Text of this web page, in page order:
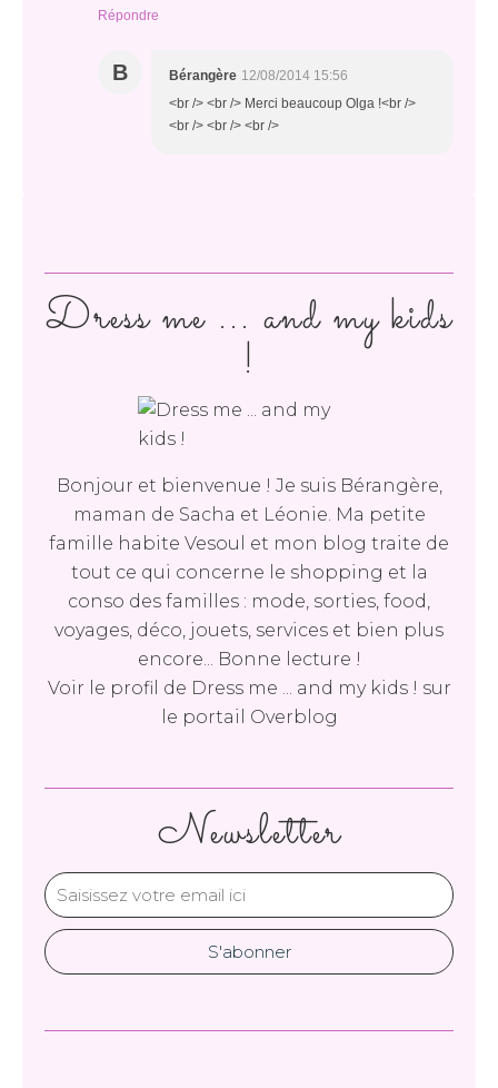
Répondre
B Bérangère 12/08/2014 15:56
<br /> <br /> Merci beaucoup Olga !<br />
<br /> <br /> <br />
Newsletter
Dress me ... and my kids
!
Bonjour et bienvenue ! Je suis Bérangère,
maman de Sacha et Léonie. Ma petite
famille habite Vesoul et mon blog traite de
tout ce qui concerne le shopping et la
conso des familles : mode, sorties, food,
voyages, déco, jouets, services et bien plus
encore... Bonne lecture !
Voir le profil de Dress me ... and my kids ! sur
le portail Overblog